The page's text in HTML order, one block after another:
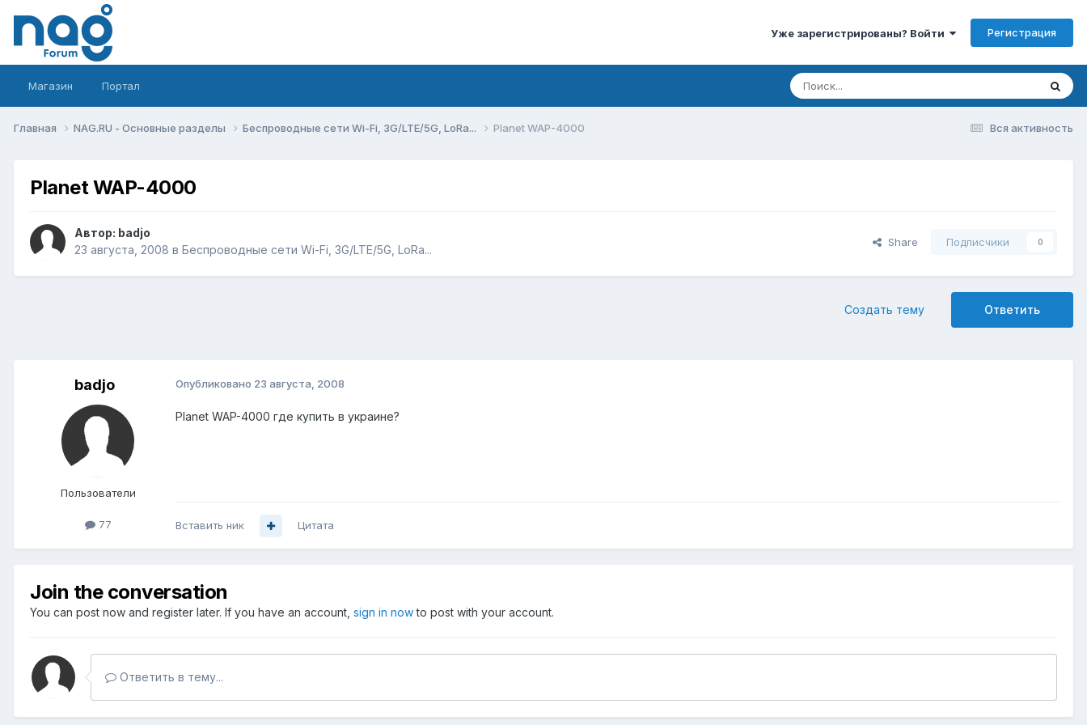
Уже зарегистрированы? Войти Регистрация
Магазин Портал
Вся активность
Главная NAG.RU - Основные разделы Беспроводные сети Wi-Fi, 3G/LTE/5G, LoRa... Planet WAP-4000
Planet WAP-4000
Автор: badjo
23 августа, 2008 в Беспроводные сети Wi-Fi, 3G/LTE/5G, LoRa...
Share Подписчики 0
Ответить
Создать тему
badjo
Пользователи
77
Опубликовано 23 августа, 2008
Planet WAP-4000 где купить в украине?
Вставить ник Цитата
Join the conversation
You can post now and register later. If you have an account, sign in nowto post with your account.
Ответить в тему...